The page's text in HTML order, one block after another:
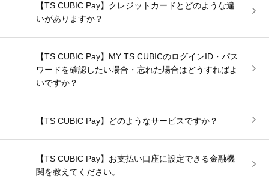
【TS CUBIC Pay】クレジットカードとどのような違
いがありますか？
【TS CUBIC Pay】MY TS CUBICのログインID・パス
ワードを確認したい場合・忘れた場合はどうすればよ
いですか？
【TS CUBIC Pay】どのようなサービスですか？
【TS CUBIC Pay】お支払い口座に設定できる金融機
関を教えてください。